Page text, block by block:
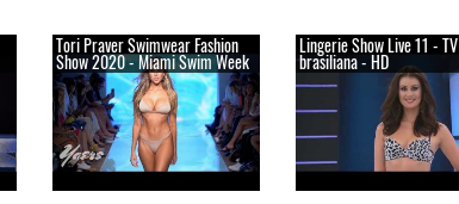
Tori Praver Swimwear Fashion
Show 2020 - Miami Swim Week
Lingerie Show Live 11 - TV
brasiliana - HD